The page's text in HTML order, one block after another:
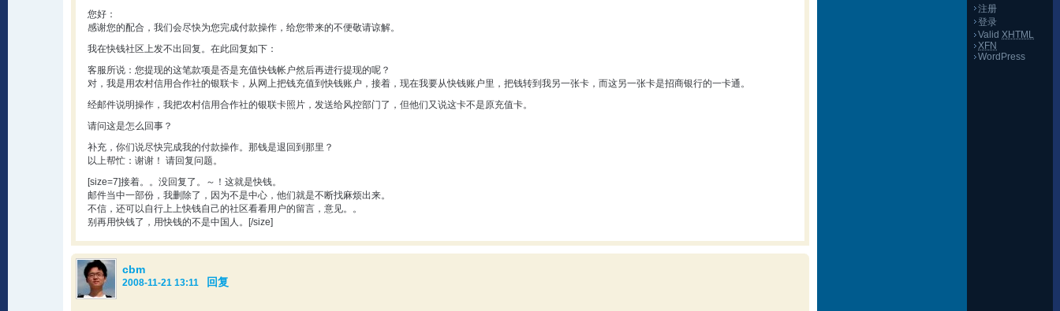
您好：
感谢您的配合，我们会尽快为您完成付款操作，给您带来的不便敬请谅解。
我在快钱社区上发不出回复。在此回复如下：
客服所说：您提现的这笔款项是否是充值快钱帐户然后再进行提现的呢？
对，我是用农村信用合作社的银联卡，从网上把钱充值到快钱账户，接着，现在我要从快钱账户里，把钱转到我另一张卡，而这另一张卡是招商银行的一卡通。
经邮件说明操作，我把农村信用合作社的银联卡照片，发送给风控部门了，但他们又说这卡不是原充值卡。
请问这是怎么回事？
补充，你们说尽快完成我的付款操作。那钱是退回到那里？
以上帮忙：谢谢！ 请回复问题。
[size=7]接着。。没回复了。～！这就是快钱。
邮件当中一部份，我删除了，因为不是中心，他们就是不断找麻烦出来。
不信，还可以自行上上快钱自己的社区看看用户的留言，意见。。
别再用快钱了，用快钱的不是中国人。[/size]
cbm
2008-11-21 13:11 回复
注册
登录
ValidXHTML
XFN
WordPress